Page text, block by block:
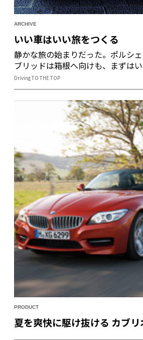
ARCHIVE
いい車はいい旅をつくる
静かな旅の始まりだった。ポルシ
ブリッドは箱根へ向けも、まずは
モーターで静かに走り出す。そして
ロードに入れば、一気にスポーテ
快に力強く箱根の山道をぐんぐん
ならではの多彩な走りを楽しみ、
半、箱根に到着。さらに静粛な雰
る地、強羅へ。ここには自然と完
宿、強羅花壇が待っている。
Driving TO THE TOP
PRODUCT
夏を爽快に駆け抜ける カブリ